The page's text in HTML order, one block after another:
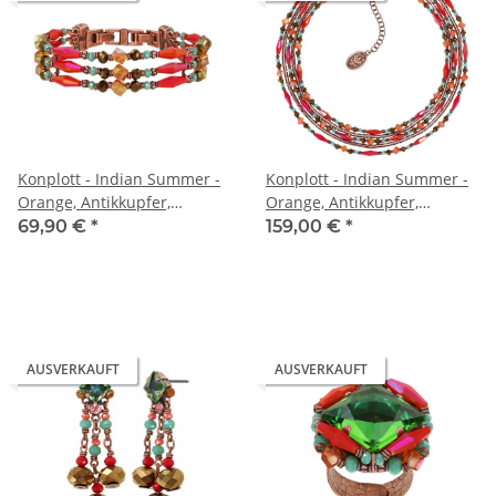
Konplott - Indian Summer -
Orange, Antikkupfer,
Armband
69,90 € *
Konplott - Indian Summer -
Orange, Antikkupfer,
Halskette
159,00 € *
AUSVERKAUFT AUSVERKAUFT